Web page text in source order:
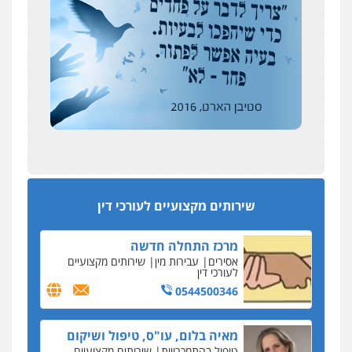
שירותים מקצועיים לעורכי דין
דין
0504578527
רונן הלל – מוניטין
מחיקת כתבות מגוגל ודחיקת אזכורים
שירותים מקצועיים לעורכי דין
0522508109
מקצועיים לעורכי דין
מרכז התחלה חדשה
אסירים עבירות מין שירותים מקצועיים
לעורכי דין
0544500346
מאיה בלום, עו"ס, טיפול ושיקום
אבי שקד מונה
כחבר ועדת איסור הלבנת הון בלשכת עורכי הדין
194 עורכי הדין החדשים
אחרי המלחמה: הוסמכו בירושלים עורכות ועורכי
הדין החדשים
עסקה חמה
כתב האישום נגד עו"ד עידן דביר: האונס והמחירון
לאקטים מיניים
כתב אישום: יו"ר ש"ס לשעבר בחיפה וסינדיקאט
ההלוואות של משפחת הרינג
הפרקליטות: הרב נתנאל חייק ואביו הרב אריה חייק
שמשו אנשי
החשוד ברצח עו"ד ארבל פלדמן טען לרקע נפשי
ושתק בחקירתו